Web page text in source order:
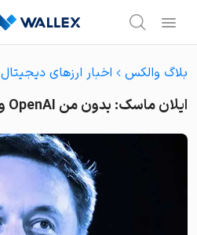
content
بلاگ والکس اخبار ارزهای دیجیتال
ایلان ماسک: بدون من OpenAI وجود نداشت